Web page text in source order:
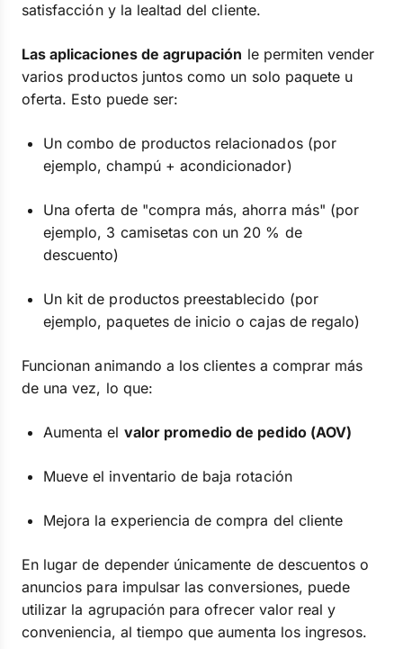
satisfacción y la lealtad del cliente.
Las aplicaciones de agrupación le permiten vender
varios productos juntos como un solo paquete u
oferta. Esto puede ser:
Un combo de productos relacionados (por
ejemplo, champú + acondicionador)
Una oferta de "compra más, ahorra más" (por
ejemplo, 3 camisetas con un 20 % de
descuento)
Un kit de productos preestablecido (por
ejemplo, paquetes de inicio o cajas de regalo)
Funcionan animando a los clientes a comprar más
de una vez, lo que:
Aumenta el valor promedio de pedido (AOV)
Mueve el inventario de baja rotación
Mejora la experiencia de compra del cliente
En lugar de depender únicamente de descuentos o
anuncios para impulsar las conversiones, puede
utilizar la agrupación para ofrecer valor real y
conveniencia, al tiempo que aumenta los ingresos.